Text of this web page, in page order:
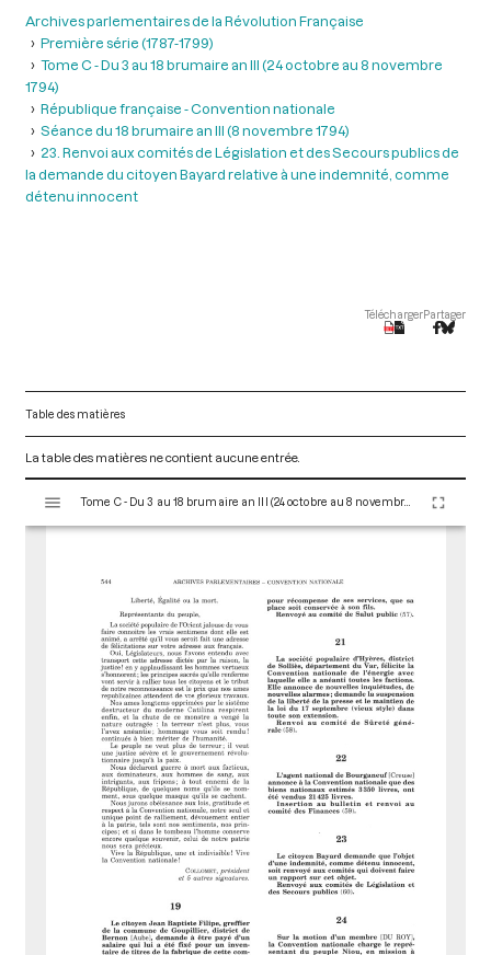
Archives parlementaires de la Révolution Française
Première série (1787-1799)
Tome C - Du 3 au 18 brumaire an III (24 octobre au 8 novembre
1794)
République française - Convention nationale
Séance du 18 brumaire an III (8 novembre 1794)
23. Renvoi aux comités de Législation et des Secours publics de
la demande du citoyen Bayard relative à une indemnité, comme
détenu innocent
TéléchargerPartager
Table des matières
La table des matières ne contient aucune entrée.
s